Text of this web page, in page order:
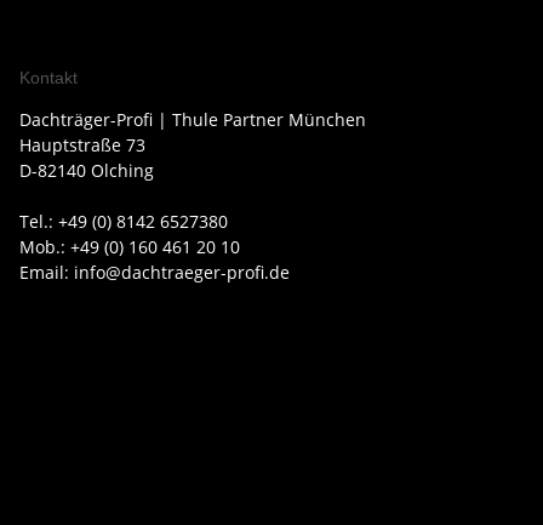
Kontakt
Dachträger-Profi | Thule Partner München
Hauptstraße 73
D-82140 Olching
Tel.: +49 (0) 8142 6527380
Mob.: +49 (0) 160 461 20 10
Email: info@dachtraeger-profi.de